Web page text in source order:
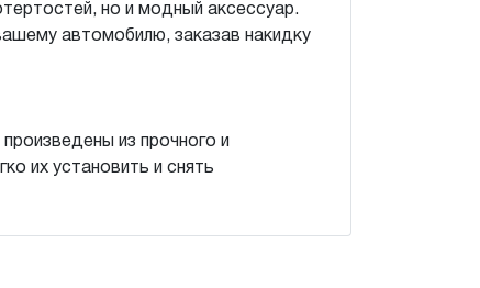
но и модный аксессуар.
автомобилю, заказав накидку
из прочного и
их установить и снять